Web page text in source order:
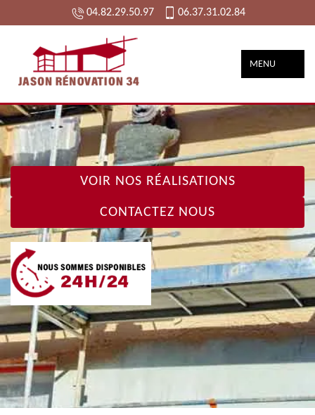
04.82.29.50.97 06.37.31.02.84
MENU
VOIR NOS RÉALISATIONS
CONTACTEZ NOUS